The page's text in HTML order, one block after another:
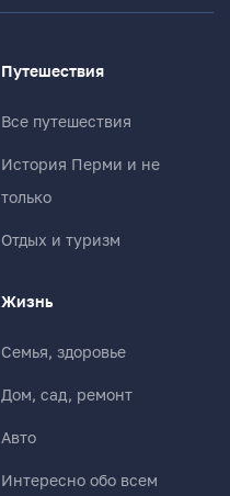
Путешествия
Все путешествия
История Перми и не
только
Отдых и туризм
Жизнь
Семья, здоровье
Дом, сад, ремонт
Авто
Интересно обо всем